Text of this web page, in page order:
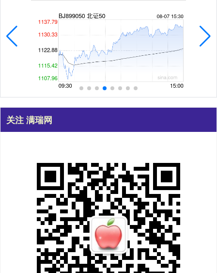
关注 满瑞网